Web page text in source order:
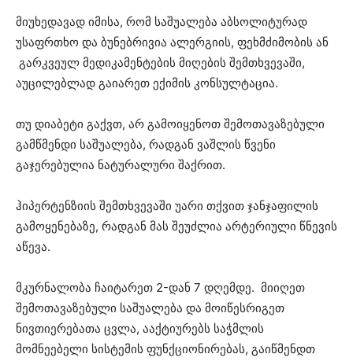
მიუხედავად იმისა, რომ საშუალება აბსოლიტურად
უსაფრთხო და ბუნებრივია ალერგიის, ფეხმძიმობის ან
გარკვეულ მედიკამენტების მიღების შემთხვევაში,
აუცილებლად გაიარეთ ექიმის კონსულტაცია.
თუ დიაბეტი გაქვთ, არ გამოიყენოთ შემოთავაზებული
გამწმენდი საშუალება, რადგან ვაშლის წვენი
გაჯერებულია ნატურალური შაქრით.
ჰიპერტენზიის შემთხვევაში უარი თქვით ჯანჯაფილის
გამოყენებაზე, რადგან მას შეუძლია არტერიული წნევის
აწევა.
მკურნალობა ჩაიტარეთ 2-დან 7 დღემდე. მიიღეთ
შემოთავაზებული საშუალება და მოიწესრიგეთ
ნივთიერებათა ცვლა, ააქტიურებს საჭმლის
მომნეებელი სისტემის ფუნქციონირებას, გაიწმენდთ